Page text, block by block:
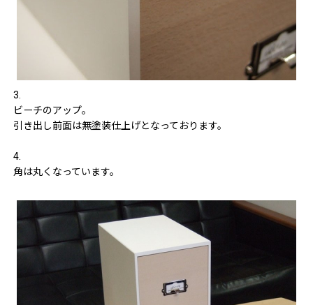
3.
ビーチのアップ。
引き出し前面は無塗装仕上げとなっております。
4.
角は丸くなっています。